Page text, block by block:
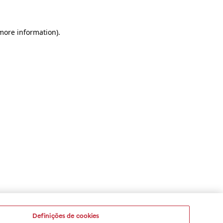
information).
Definições de cookies